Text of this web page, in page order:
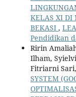
KELAS XI DI
BEKASI ,
Pendidikan
Ririn
Ilham,
Fitriarni Sari,
SYSTEM